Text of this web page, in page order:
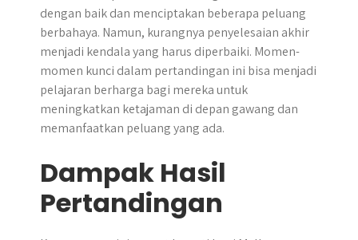
dengan baik dan menciptakan beberapa peluang
berbahaya. Namun, kurangnya penyelesaian akhir
menjadi kendala yang harus diperbaiki. Momen-
momen kunci dalam pertandingan ini bisa menjadi
pelajaran berharga bagi mereka untuk
meningkatkan ketajaman di depan gawang dan
memanfaatkan peluang yang ada.
Dampak Hasil
Pertandingan